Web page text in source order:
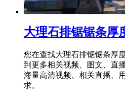
大理石排锯锯条厚
您在查找大理石排锯锯条厚
到更多相关视频、图文、直
海量高清视频、相关直播、
求。